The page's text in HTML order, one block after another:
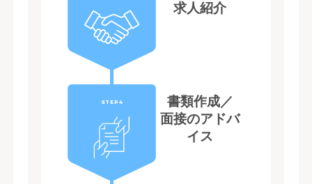
求人紹介
STEP4
書類作成／
面接のアドバ
イス